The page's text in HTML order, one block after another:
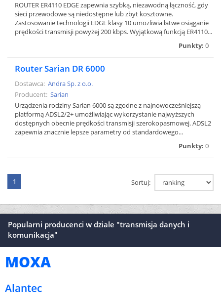
ROUTER ER4110 EDGE zapewnia szybką, niezawodną łączność, gdy
sieci przewodowe są niedostępne lub zbyt kosztowne.
Zastosowanie technologii EDGE klasy 10 umożliwia łatwe osiąganie
prędkości transmisji powyżej 200 kbps. Wyjątkową funkcją ER4110...
Punkty: 0
Router Sarian DR 6000
Dostawca: Andra Sp. z o.o.
Producent: Sarian
Urządzenia rodziny Sarian 6000 są zgodne z najnowocześniejszą
platformą ADSL2/2+ umożliwiając wykorzystanie najwyższych
dostępnych obecnie prędkości transmisji szerokopasmowej. ADSL2
zapewnia znacznie lepsze parametry od standardowego...
Punkty: 0
1 Sortuj:
Popularni producenci w dziale "transmisja danych i
komunikacja"
MOXA
Alantec